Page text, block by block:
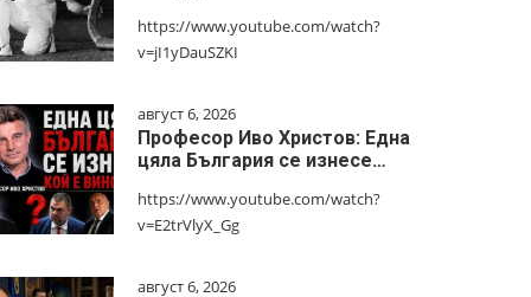
https://www.youtube.com/watch?
v=jI1yDauSZKI
август 6, 2026
Професор Иво Христов: Една
цяла България се изнесе…
https://www.youtube.com/watch?
v=E2trVlyX_Gg
август 6, 2026